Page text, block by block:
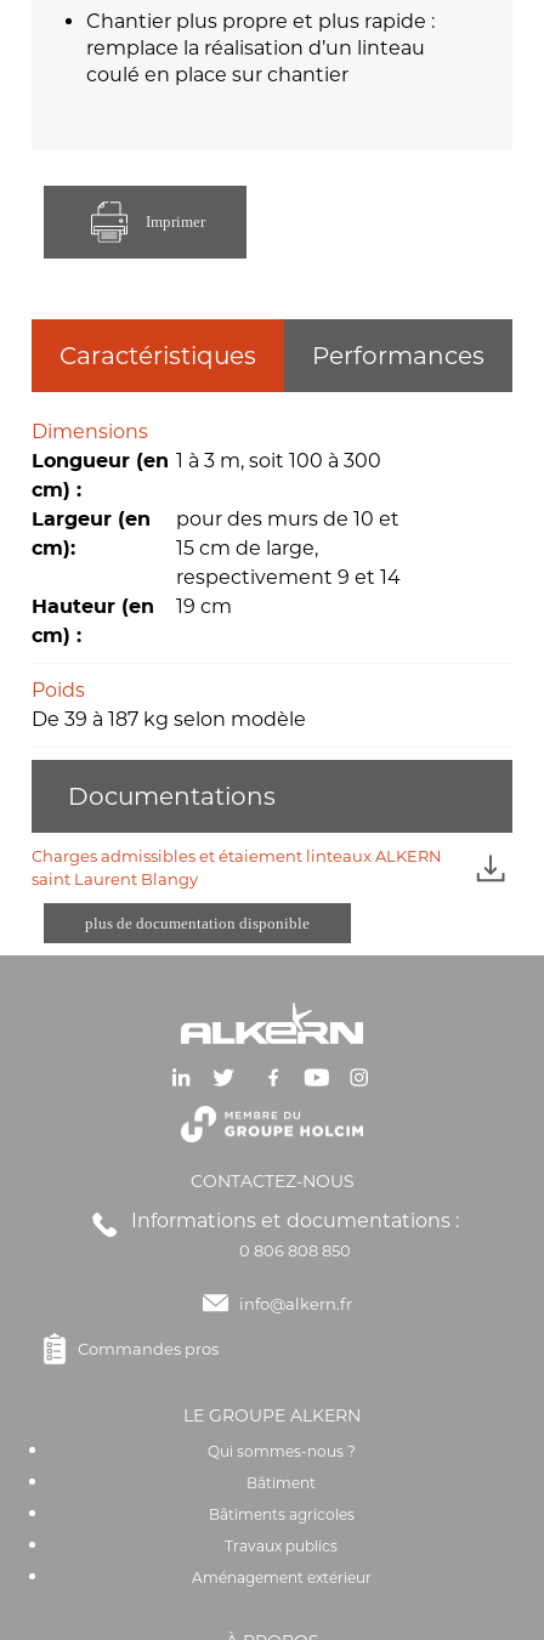
Chantier plus propre et plus rapide :
remplace la réalisation d’un linteau
coulé en place sur chantier
Imprimer
Caractéristiques Performances
Dimensions
Longueur (en
cm) :
1 à 3 m, soit 100 à 300
Largeur (en
cm):
pour des murs de 10 et
15 cm de large,
respectivement 9 et 14
Hauteur (en
cm) :
19 cm
Poids
De 39 à 187 kg selon modèle
Documentations
Charges admissibles et étaiement linteaux ALKERN
saint Laurent Blangy
plus de documentation disponible
CONTACTEZ-NOUS
Informations et documentations :
0 806 808 850
info@alkern.fr
Commandes pros
LE GROUPE ALKERN
Qui sommes-nous ?
Bâtiment
Bâtiments agricoles
Travaux publics
Aménagement extérieur